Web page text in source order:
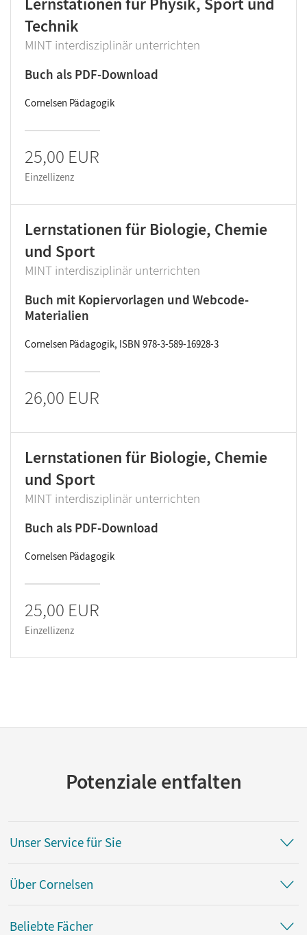
Technik
MINT interdisziplinär unterrichten
Buch als PDF-Download
Cornelsen Pädagogik
25,00 EUR
Einzellizenz
Lernstationen für Biologie, Chemie
und Sport
MINT interdisziplinär unterrichten
Buch mit Kopiervorlagen und Webcode-
Materialien
Cornelsen Pädagogik, ISBN 978-3-589-16928-3
26,00 EUR
Lernstationen für Biologie, Chemie
und Sport
MINT interdisziplinär unterrichten
Buch als PDF-Download
Cornelsen Pädagogik
25,00 EUR
Einzellizenz
Potenziale entfalten
Unser Service für Sie
Über Cornelsen
Beliebte Fächer